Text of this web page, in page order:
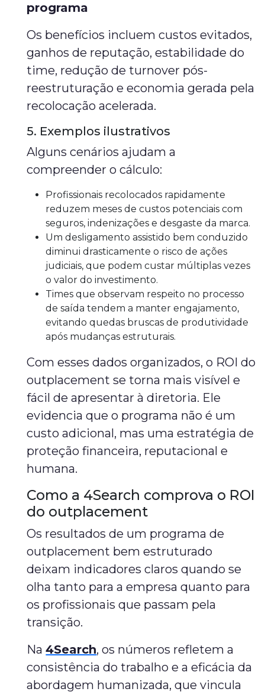
programa
Os benefícios incluem custos evitados,
ganhos de reputação, estabilidade do
time, redução de turnover pós-
reestruturação e economia gerada pela
recolocação acelerada.
5. Exemplos ilustrativos
Alguns cenários ajudam a
compreender o cálculo:
Profissionais recolocados rapidamente
reduzem meses de custos potenciais com
seguros, indenizações e desgaste da marca.
Um desligamento assistido bem conduzido
diminui drasticamente o risco de ações
judiciais, que podem custar múltiplas vezes
o valor do investimento.
Times que observam respeito no processo
de saída tendem a manter engajamento,
evitando quedas bruscas de produtividade
após mudanças estruturais.
Com esses dados organizados, o ROI do
outplacement se torna mais visível e
fácil de apresentar à diretoria. Ele
evidencia que o programa não é um
custo adicional, mas uma estratégia de
proteção financeira, reputacional e
humana.
Como a 4Search comprova o ROI
do outplacement
Os resultados de um programa de
outplacement bem estruturado
deixam indicadores claros quando se
olha tanto para a empresa quanto para
os profissionais que passam pela
transição.
Na4Search, os números refletem a
consistência do trabalho e a eficácia da
abordagem humanizada, que vincula